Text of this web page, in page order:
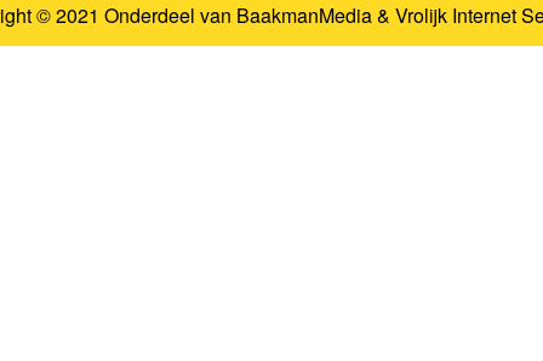
© 2021 Onderdeel van BaakmanMedia& Vrolijk Internet